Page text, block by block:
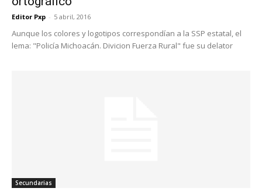
Editor Pxp - 5 abril, 2016
Aunque los colores y logotipos correspondían a la SSP estatal, el
lema: "Policía Michoacán. Divicion Fuerza Rural" fue su delator
Secundarias